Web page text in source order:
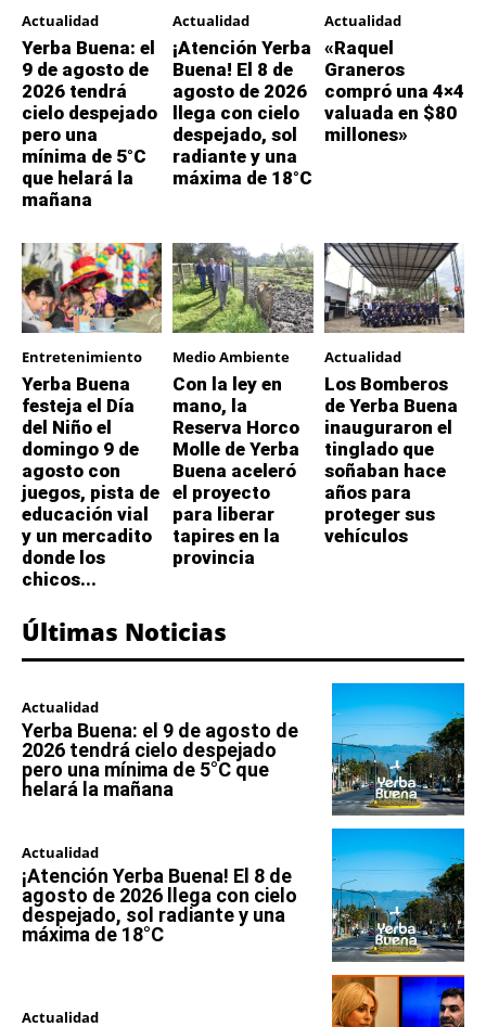
Actualidad
Yerba Buena: el
9 de agosto de
2026 tendrá
cielo despejado
pero una
mínima de 5°C
que helará la
mañana
Actualidad
¡Atención Yerba
Buena! El 8 de
agosto de 2026
llega con cielo
despejado, sol
radiante y una
máxima de 18°C
Actualidad
«Raquel
Graneros
compró una 4×4
valuada en $80
millones»
Entretenimiento
Yerba Buena
festeja el Día
del Niño el
domingo 9 de
agosto con
juegos, pista de
educación vial
y un mercadito
donde los
chicos...
Medio Ambiente
Con la ley en
mano, la
Reserva Horco
Molle de Yerba
Buena aceleró
el proyecto
para liberar
tapires en la
provincia
Actualidad
Los Bomberos
de Yerba Buena
inauguraron el
tinglado que
soñaban hace
años para
proteger sus
vehículos
Últimas Noticias
Actualidad
Yerba Buena: el 9 de agosto de
2026 tendrá cielo despejado
pero una mínima de 5°C que
helará la mañana
Actualidad
¡Atención Yerba Buena! El 8 de
agosto de 2026 llega con cielo
despejado, sol radiante y una
máxima de 18°C
Actualidad